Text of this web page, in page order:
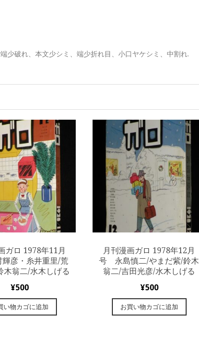
破れ、本文少シミ、端少折れ目、小口ヤケシミ、中割れ.
ガロ 1978年11月
彦・糸井重里/荒
木翁二/水木しげる
¥500
い物カゴに追加
月刊漫画ガロ 1978年12月
号 永島慎二/やまだ紫/鈴木
翁二/吉田光彦/水木しげる
¥500
お買い物カゴに追加